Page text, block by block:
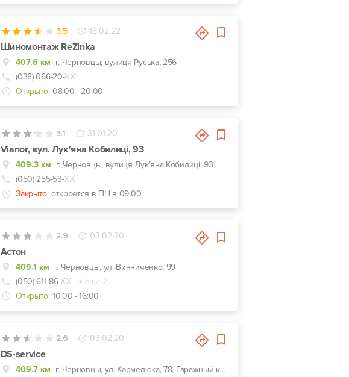
3.5 18.02.22
Шиномонтаж ReZinka
407.6 км г. Черновцы, вулиця Руська, 256
(038) 066-20-ХХ
Открыто: 08:00 - 20:00
3.1 31.01.20
Vianor, вул. Лук'яна Кобилиці, 93
409.3 км г. Черновцы, вулиця Лук'яна Кобилиці, 93
(050) 255-53-ХХ
Закрыто: откроется в ПН в 09:00
2.9 03.02.20
Астон
409.1 км г. Черновцы, ул. Винниченко, 99
(050) 611-86-ХХ
+ еще 2
Открыто: 10:00 - 16:00
2.6 03.02.20
DS-service
409.7 км
г. Черновцы, ул. Кармелюка, 78, Гаражный кооператив напротив грузового въезда на Кирпичный завод Черновцы